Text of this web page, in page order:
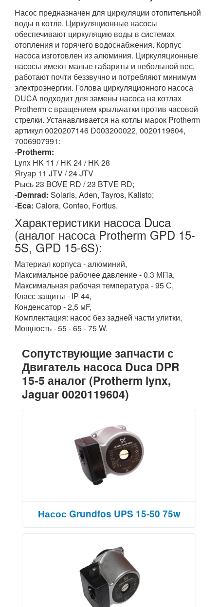
Насос предназначен для циркуляции отопительной
воды в котле. Циркуляционные насосы
обеспечивают циркуляцию воды в системах
отопления и горячего водоснабжения. Корпус
насоса изготовлен из алюминия. Циркуляционные
насосы имеют малые габариты и небольшой вес,
работают почти беззвучно и потребляют минимум
электроэнергии. Голова циркуляционного насоса
DUCA подходит для замены насоса на котлах
Protherm с вращением крыльчатки против часовой
стрелки. Устанавливается на котлы марок Protherm
артикул 0020207146 D003200022, 0020119604,
7006907991:
-Protherm:
Lynx HK 11 / HK 24 / HK 28
Ягуар 11 JTV / 24 JTV
Рысь 23 BOVE RD / 23 BTVE RD;
-Demrad: Solaris, Aden, Tayros, Kalisto;
-Eca: Calora, Confeo, Fortius.
Характеристики насоса Duca
(аналог насоса Protherm GPD 15-
5S, GPD 15-6S):
Материал корпуса - алюминий,
Максимальное рабочее давление - 0.3 МПа,
Максимальная рабочая температура - 95 С,
Класс защиты - IP 44,
Конденсатор - 2,5 мF,
Комплектация: насос без задней части улитки,
Мощность - 55 - 65 - 75 W.
Сопутствующие запчасти с
Двигатель насоса Duca DPR
15-5 аналог (Protherm lynx,
Jaguar 0020119604)
Насос Grundfos UPS 15-50 75w